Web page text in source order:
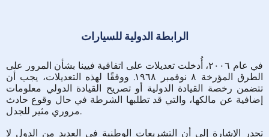
الرابطة الدولية للسيارات
في عام ٢٠٠٦، أُدخلت تعديلات على اتفاقية فيينا بشأن المرور على
الطرق المؤرخة ٨ نوفمبر ١٩٦٨. ووفقًا لهذه التعديلات، يجب أن
تتضمن رخصة القيادة الدولية أو تصريح القيادة الدولي معلومات
إضافية عن مالكها، والتي قد تطلبها الشرطة في حال وقوع حادث
مروري مثير للجدل.
تجدر الإشارة إلى أن التشريعات الوطنية في العديد من الدول لا